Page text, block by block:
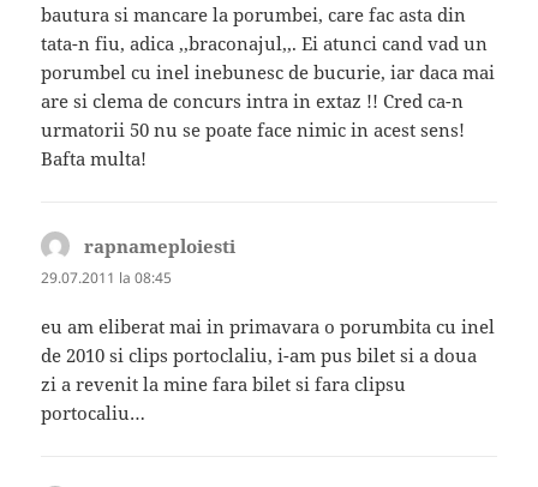
bautura si mancare la porumbei, care fac asta din
tata-n fiu, adica ,,braconajul,,. Ei atunci cand vad un
porumbel cu inel inebunesc de bucurie, iar daca mai
are si clema de concurs intra in extaz !! Cred ca-n
urmatorii 50 nu se poate face nimic in acest sens!
Bafta multa!
rapnameploiesti
29.07.2011 la 08:45
eu am eliberat mai in primavara o porumbita cu inel
de 2010 si clips portoclaliu, i-am pus bilet si a doua
zi a revenit la mine fara bilet si fara clipsu
portocaliu…